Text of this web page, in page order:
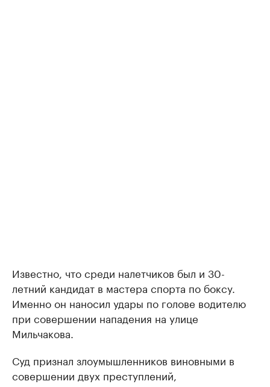
Известно, что среди налетчиков был и 30-
летний кандидат в мастера спорта по боксу.
Именно он наносил удары по голове водителю
при совершении нападения на улице
Мильчакова.
Суд признал злоумышленников виновными в
совершении двух преступлений,